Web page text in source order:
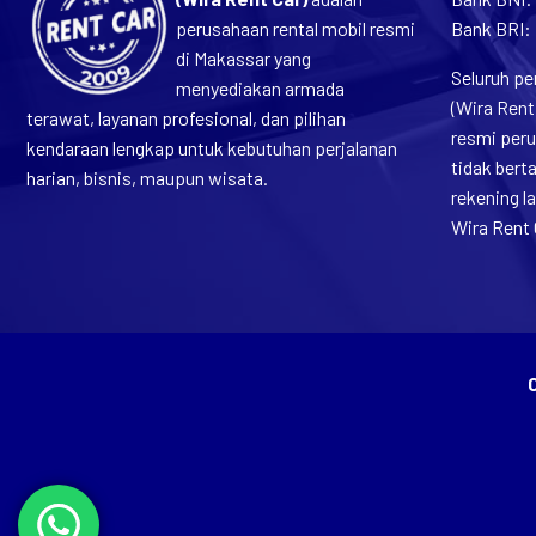
perusahaan rental mobil resmi
di Makassar yang
menyediakan armada
terawat, layanan profesional, dan pilihan
kendaraan lengkap untuk kebutuhan perjalanan
harian, bisnis, maupun wisata.
Bank BRI:
Seluruh
(Wira
resmi
tidak
rekening
Wira Rent